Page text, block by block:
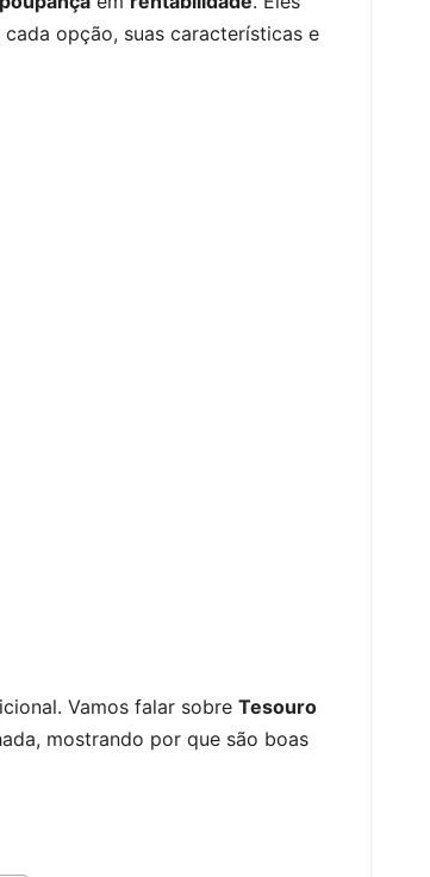
opção, suas características e
Vamos falar sobre Tesouro
mostrando por que são boas